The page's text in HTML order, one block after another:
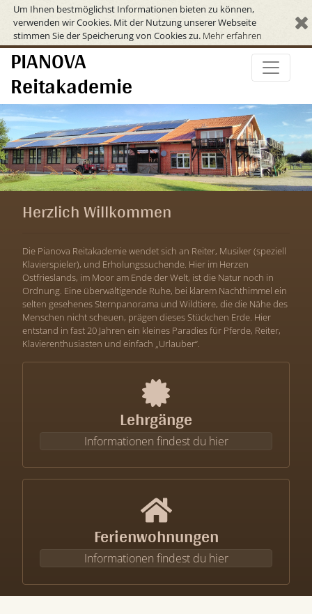
Um Ihnen bestmöglichst Informationen bieten zu können,
verwenden wir Cookies. Mit der Nutzung unserer Webseite
stimmen Sie der Speicherung von Cookies zu. Mehr erfahren
PIANOVA
Reitakademie
Herzlich Willkommen
Die Pianova Reitakademie wendet sich an Reiter, Musiker (speziell
Klavierspieler), und Erholungssuchende. Hier im Herzen
Ostfrieslands, im Moor am Ende der Welt, ist die Natur noch in
Ordnung. Eine überwältigende Ruhe, bei klarem Nachthimmel ein
selten gesehenes Sternpanorama und Wildtiere, die die Nähe des
Menschen nicht scheuen, prägen dieses Stückchen Erde. Hier
entstand in fast 20 Jahren ein kleines Paradies für Pferde, Reiter,
Klavierenthusiasten und einfach „Urlauber“.
Lehrgänge
Informationen findest du hier
Ferienwohnungen
Informationen findest du hier